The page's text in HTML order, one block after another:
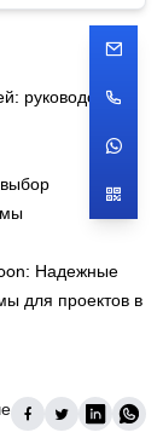
руководство
Надежные
для проектов в